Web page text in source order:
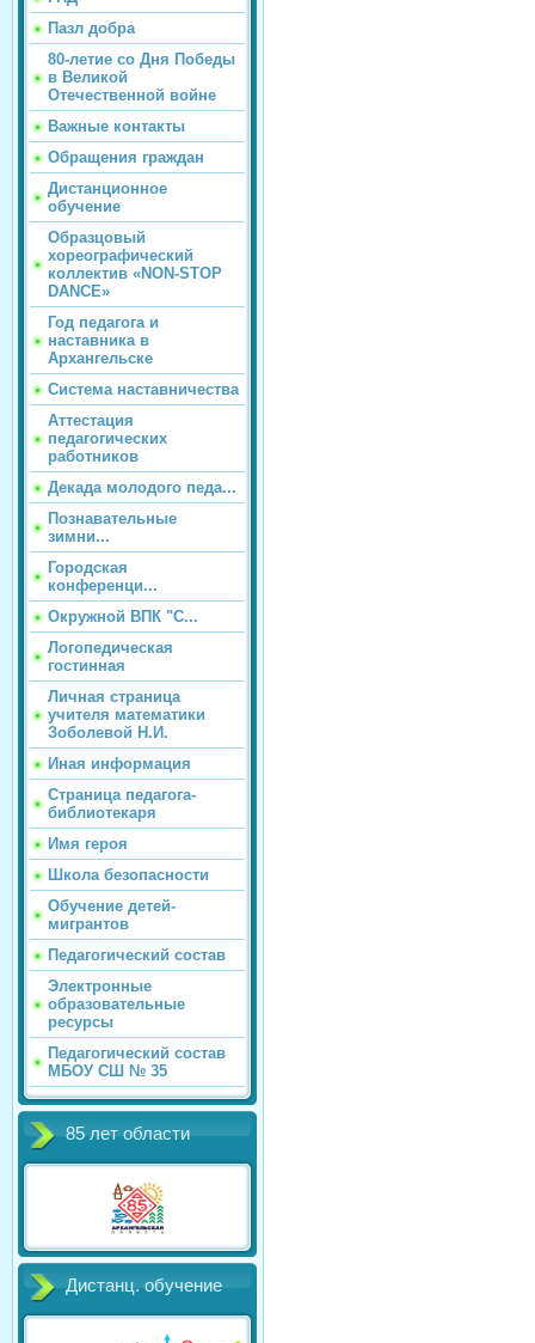
Пазл добра
80-летие со Дня Победы
в Великой
Отечественной войне
Важные контакты
Обращения граждан
Дистанционное
обучение
Образцовый
хореографический
коллектив «NON-STOP
DANCE»
Год педагога и
наставника в
Архангельске
Система наставничества
Аттестация
педагогических
работников
Декада молодого педа...
Познавательные
зимни...
Городская
конференци...
Окружной ВПК "С...
Логопедическая
гостинная
Личная страница
учителя математики
Зоболевой Н.И.
Иная информация
Страница педагога-
библиотекаря
Имя героя
Школа безопасности
Обучение детей-
мигрантов
Педагогический состав
Электронные
образовательные
ресурсы
Педагогический состав
МБОУ СШ № 35
85 лет области
Дистанц. обучение